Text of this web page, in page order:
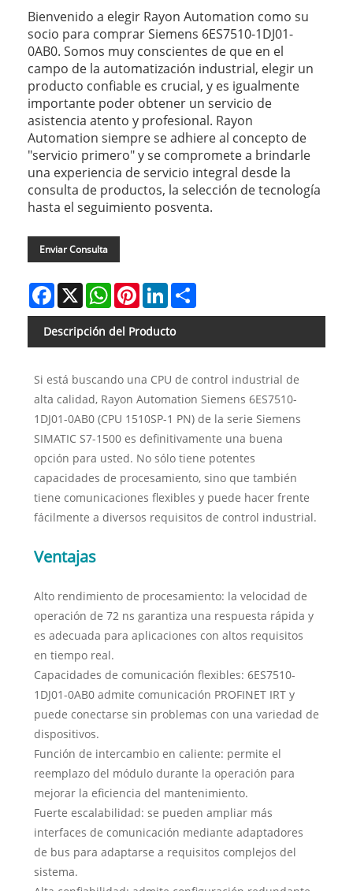
Bienvenido a elegir Rayon Automation como su
socio para comprar Siemens 6ES7510-1DJ01-
0AB0. Somos muy conscientes de que en el
campo de la automatización industrial, elegir un
producto confiable es crucial, y es igualmente
importante poder obtener un servicio de
asistencia atento y profesional. Rayon
Automation siempre se adhiere al concepto de
"servicio primero" y se compromete a brindarle
una experiencia de servicio integral desde la
consulta de productos, la selección de tecnología
hasta el seguimiento posventa.
Enviar Consulta
Facebook
X WhatsAppPinterestLinkedIn
Descripción del Producto
Si está buscando una CPU de control industrial de
alta calidad, Rayon Automation Siemens 6ES7510-
1DJ01-0AB0 (CPU 1510SP-1 PN) de la serie Siemens
SIMATIC S7-1500 es definitivamente una buena
opción para usted. No sólo tiene potentes
capacidades de procesamiento, sino que también
tiene comunicaciones flexibles y puede hacer frente
fácilmente a diversos requisitos de control industrial.
Ventajas
Alto rendimiento de procesamiento: la velocidad de
operación de 72 ns garantiza una respuesta rápida y
es adecuada para aplicaciones con altos requisitos
en tiempo real.
Capacidades de comunicación flexibles: 6ES7510-
1DJ01-0AB0 admite comunicación PROFINET IRT y
puede conectarse sin problemas con una variedad de
dispositivos.
Función de intercambio en caliente: permite el
reemplazo del módulo durante la operación para
mejorar la eficiencia del mantenimiento.
Fuerte escalabilidad: se pueden ampliar más
interfaces de comunicación mediante adaptadores
de bus para adaptarse a requisitos complejos del
sistema.